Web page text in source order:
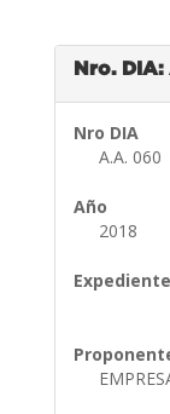
Nro.
Nro DIA
A.A. 060
Año
2018